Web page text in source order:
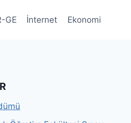
GE İnternet Ekonomi